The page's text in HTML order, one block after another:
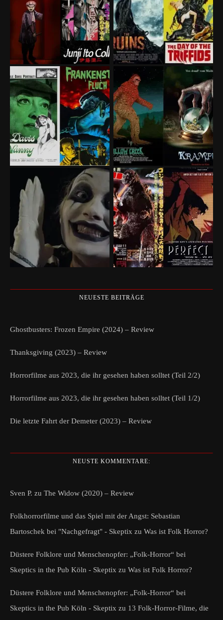
NEUESTE BEITRÄGE
Ghostbusters: Frozen Empire (2024) – Review
Thanksgiving (2023) – Review
Horrorfilme aus 2023, die ihr gesehen haben solltet (Teil 2/2)
Horrorfilme aus 2023, die ihr gesehen haben solltet (Teil 1/2)
Die letzte Fahrt der Demeter (2023) – Review
NEUSTE KOMMENTARE:
Sven P. zu The Widow (2020) – Review
Folkhorrorfilme und das Spiel mit der Angst: Sebastian
Bartoschek bei "Nachgefragt" - Skeptix zu Was ist Folk Horror?
Düstere Folklore und Menschenopfer: „Folk-Horror“ bei
Skeptics in the Pub Köln - Skeptix zu Was ist Folk Horror?
Düstere Folklore und Menschenopfer: „Folk-Horror“ bei
Skeptics in the Pub Köln - Skeptix zu 13 Folk-Horror-Filme, die